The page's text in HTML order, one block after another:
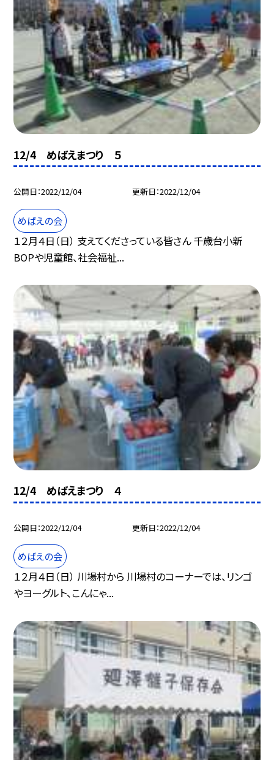
12/4 めばえまつり ５
公開日 2022/12/04 更新日 2022/12/04
めばえの会
１２月４日（日） 支えてくださっている皆さん 千歳台小新
BOPや児童館、社会福祉...
12/4 めばえまつり ４
公開日 2022/12/04 更新日 2022/12/04
めばえの会
１２月４日（日） 川場村から 川場村のコーナーでは、リンゴ
やヨーグルト、こんにゃ...